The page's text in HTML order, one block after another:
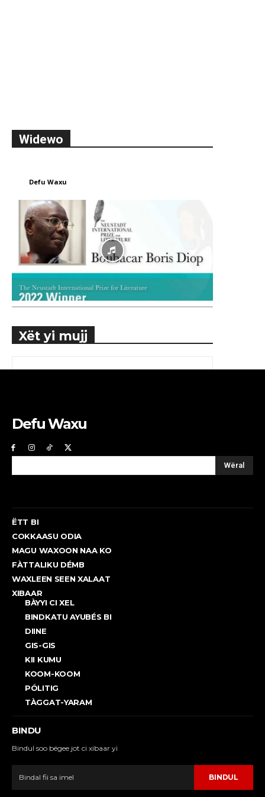
Widewo
Defu Waxu
Xët yi mujj
Defu Waxu
Wëral
ËTT BI
COKKAASU ODIA
MAGU WAXOON NAA KO
FÀTTALIKU DÉMB
WAXLEEN SEEN XALAAT
XIBAAR
BÀYYI CI XEL
BINDKATU AYUBÉS BI
DIINE
GIS-GIS
KII KUMU
KOOM-KOOM
PÓLITIG
TÀGGAT-YARAM
BINDU
Bindul soo bëgee jot ci xibaar yi
BINDUL